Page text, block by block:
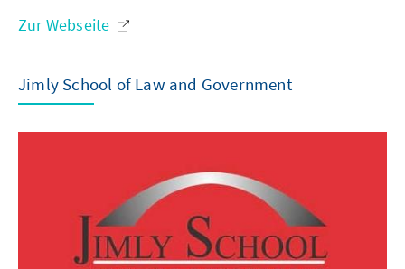
Zur Webseite
Jimly School of Law and Government